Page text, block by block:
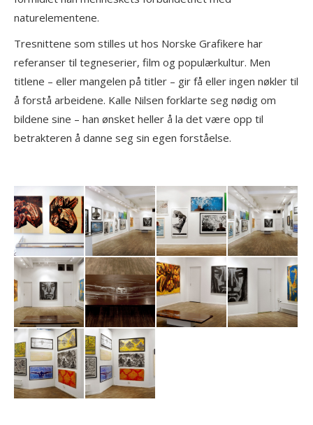
naturelementene.
Tresnittene som stilles ut hos Norske Grafikere har
referanser til tegneserier, film og populærkultur. Men
titlene – eller mangelen på titler – gir få eller ingen nøkler til
å forstå arbeidene. Kalle Nilsen forklarte seg nødig om
bildene sine – han ønsket heller å la det være opp til
betrakteren å danne seg sin egen forståelse.